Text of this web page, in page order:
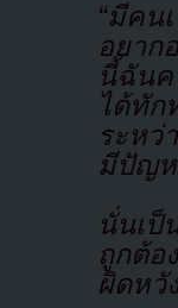
“มีคน
อยาก
นี้ฉันค
ได้ทัก
ระหว่
มีปัญ
นั่นเป็
ถูกต้อ
ผิดหวั